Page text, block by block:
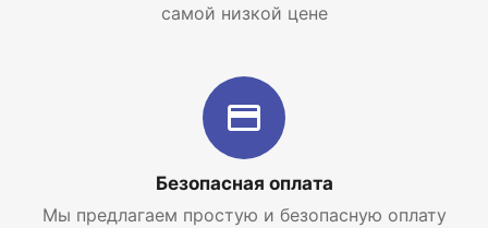
самой низкой цене
Безопасная оплата
Мы предлагаем простую и безопасную оплату